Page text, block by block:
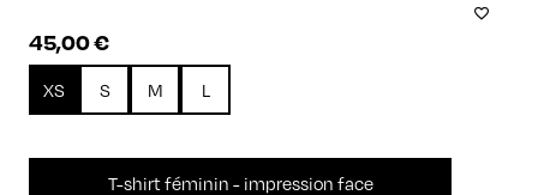
45,00€
XS S M L
T-shirt féminin - impression face